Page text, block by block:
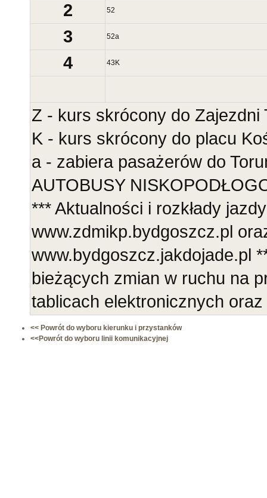
2 52
3 52a
4 43 K
Z - kurs skrócony do Zajezdni
K - kurs skrócony do placu
a - zabiera pasażerów do
AUTOBUSY
*** Aktualności i rozkłady
www.zdmikp.bydgoszcz.pl
www.bydgoszcz.jakdojade.pl
bieżących zmian w ruchu na
tablicach elektronicznych
<< Powrót do wyboru kierunku i przystanków
<<Powrót do wyboru linii komunikacyjnej